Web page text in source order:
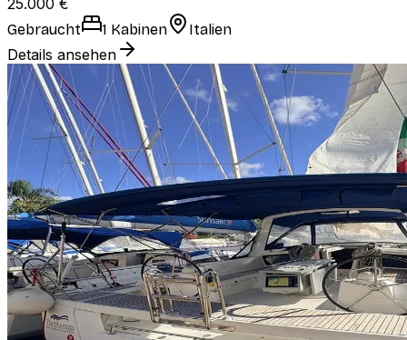
25.000 €
Gebraucht 1 Kabinen Italien
Details ansehen